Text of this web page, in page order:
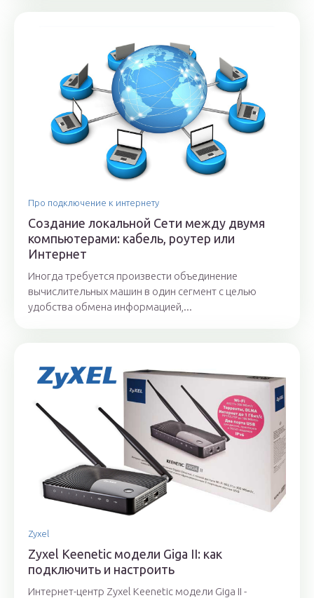
Про подключение к интернету
Создание локальной Сети между двумя
компьютерами: кабель, роутер или
Интернет
Иногда требуется произвести объединение
вычислительных машин в один сегмент с целью
удобства обмена информацией,...
Zyxel
Zyxel Keenetic модели Giga II: как
подключить и настроить
Интернет-центр Zyxel Keenetic модели Giga II -